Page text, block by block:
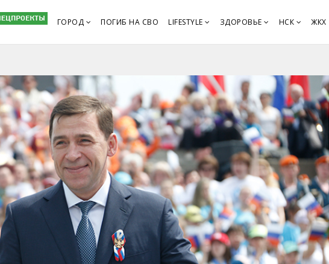
ГОРОД ПОГИБ НА СВО LIFESTYLE ЗДОРОВЬЕ НСК ЖКХ